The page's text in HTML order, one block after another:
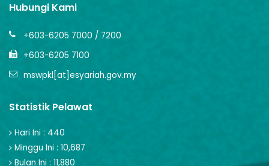
Hubungi Kami
+603-6205 7000 / 7200
+603-6205 7100
mswpkl[at]esyariah.gov.my
Statistik Pelawat
Hari Ini : 440
Minggu Ini : 10,687
Bulan Ini : 11,880